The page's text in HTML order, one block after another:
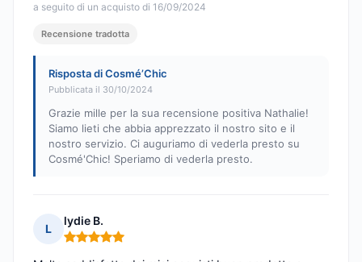
a seguito di un acquisto di 16/09/2024
Recensione tradotta
Risposta di Cosmé’Chic
Pubblicata il 30/10/2024
Grazie mille per la sua recensione positiva Nathalie!
Siamo lieti che abbia apprezzato il nostro sito e il
nostro servizio. Ci auguriamo di vederla presto su
Cosmé'Chic! Speriamo di vederla presto.
L
lydie B.
Nota: 5 su 5